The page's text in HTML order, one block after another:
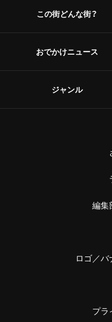
この街どんな街？
おでかけニュース
ジャンル
編集
ロゴ／
プラ